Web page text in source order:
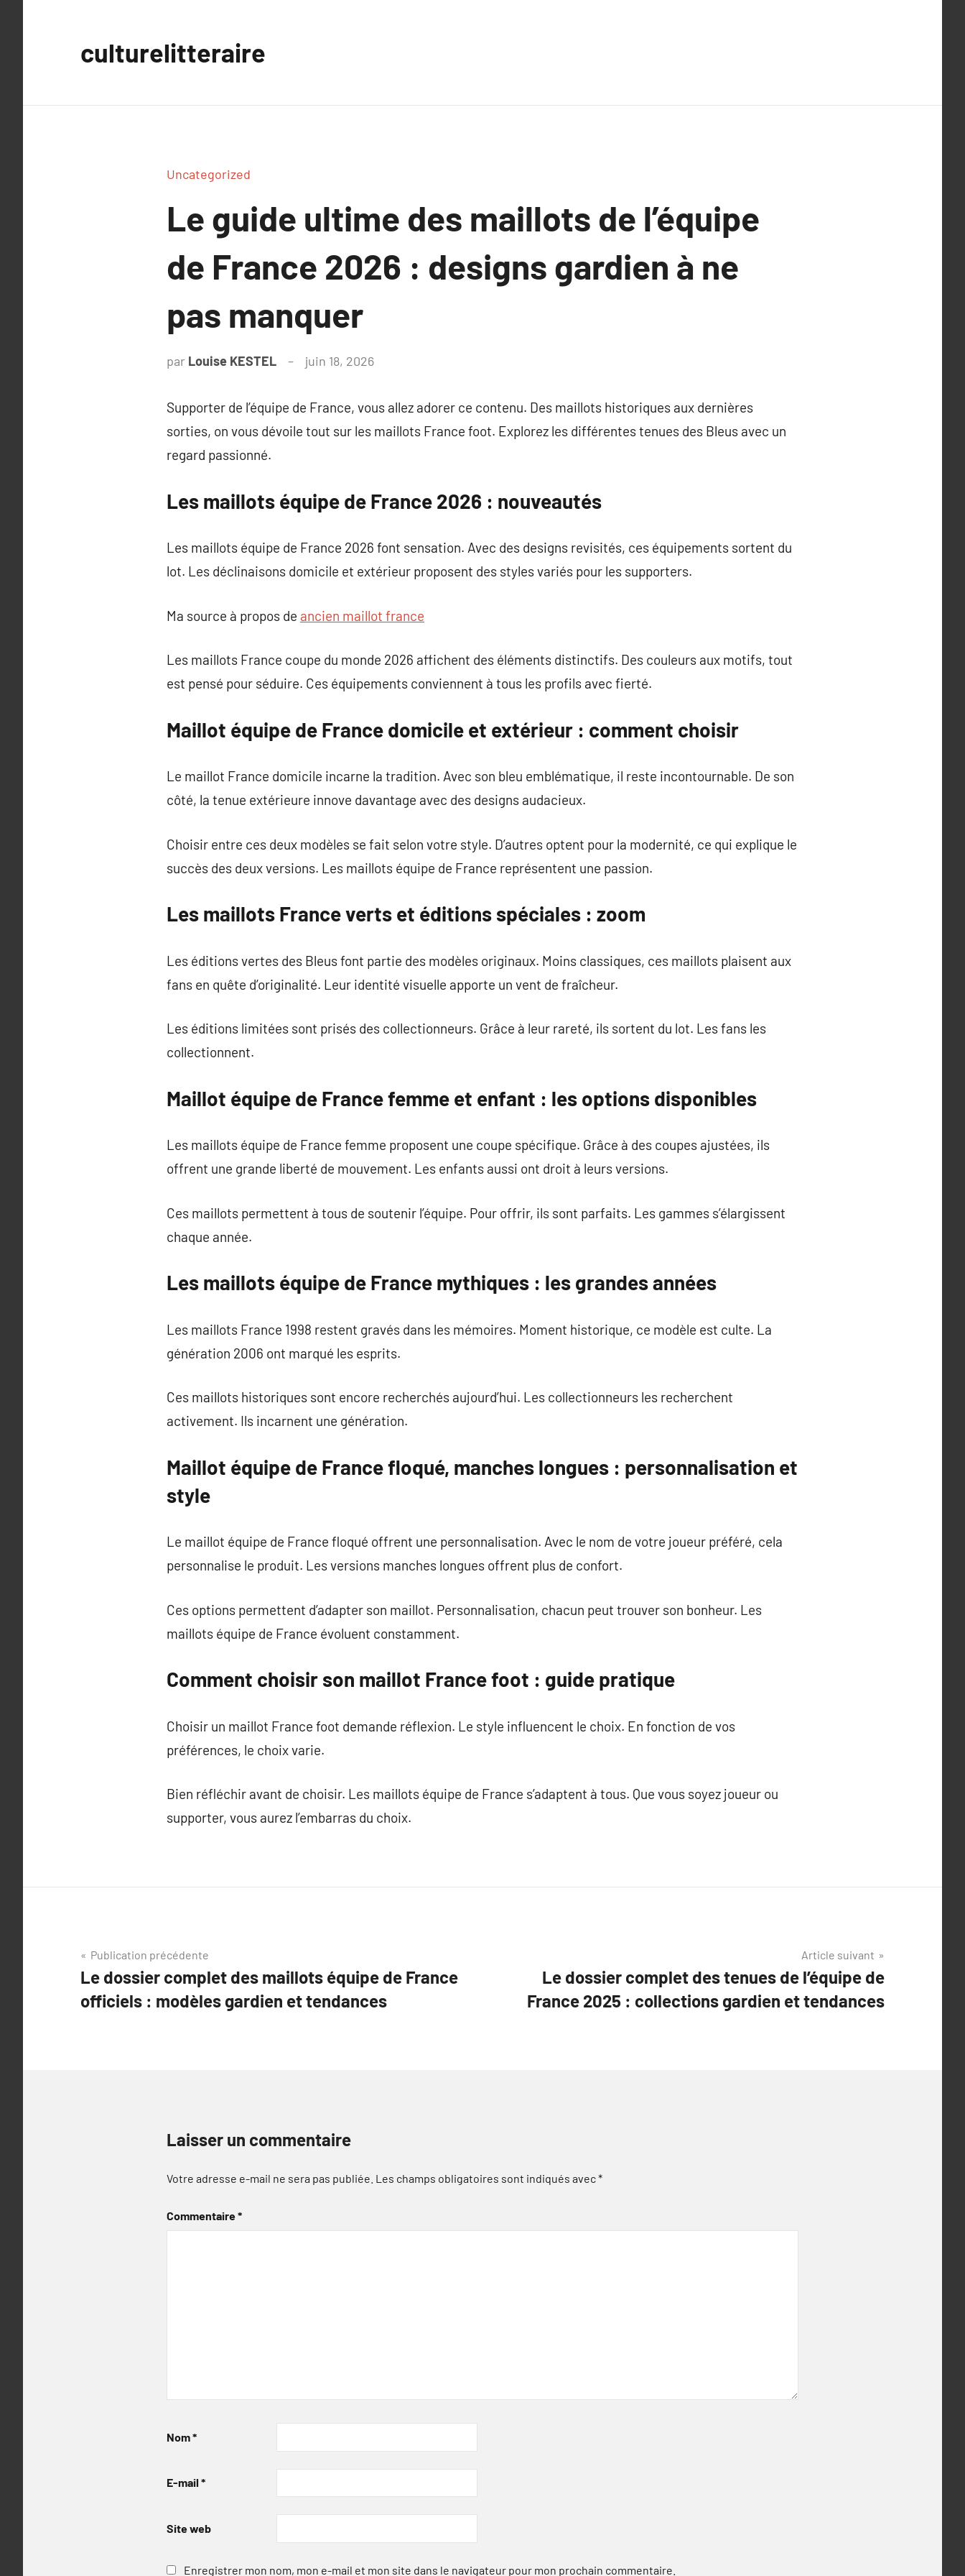
culturelitteraire
Uncategorized
Le guide ultime des maillots de l’équipe
de France 2026 : designs gardien à ne
pas manquer
par Louise KESTEL juin 18, 2026
Supporter de l’équipe de France, vous allez adorer ce contenu. Des maillots historiques aux dernières
sorties, on vous dévoile tout sur les maillots France foot. Explorez les différentes tenues des Bleus avec un
regard passionné.
Les maillots équipe de France 2026 : nouveautés
Les maillots équipe de France 2026 font sensation. Avec des designs revisités, ces équipements sortent du
lot. Les déclinaisons domicile et extérieur proposent des styles variés pour les supporters.
Ma source à propos de ancien maillot france
Les maillots France coupe du monde 2026 affichent des éléments distinctifs. Des couleurs aux motifs, tout
est pensé pour séduire. Ces équipements conviennent à tous les profils avec fierté.
Maillot équipe de France domicile et extérieur : comment choisir
Le maillot France domicile incarne la tradition. Avec son bleu emblématique, il reste incontournable. De son
côté, la tenue extérieure innove davantage avec des designs audacieux.
Choisir entre ces deux modèles se fait selon votre style. D’autres optent pour la modernité, ce qui explique le
succès des deux versions. Les maillots équipe de France représentent une passion.
Les maillots France verts et éditions spéciales : zoom
Les éditions vertes des Bleus font partie des modèles originaux. Moins classiques, ces maillots plaisent aux
fans en quête d’originalité. Leur identité visuelle apporte un vent de fraîcheur.
Les éditions limitées sont prisés des collectionneurs. Grâce à leur rareté, ils sortent du lot. Les fans les
collectionnent.
Maillot équipe de France femme et enfant : les options disponibles
Les maillots équipe de France femme proposent une coupe spécifique. Grâce à des coupes ajustées, ils
offrent une grande liberté de mouvement. Les enfants aussi ont droit à leurs versions.
Ces maillots permettent à tous de soutenir l’équipe. Pour offrir, ils sont parfaits. Les gammes s’élargissent
chaque année.
Les maillots équipe de France mythiques : les grandes années
Les maillots France 1998 restent gravés dans les mémoires. Moment historique, ce modèle est culte. La
génération 2006 ont marqué les esprits.
Ces maillots historiques sont encore recherchés aujourd’hui. Les collectionneurs les recherchent
activement. Ils incarnent une génération.
Maillot équipe de France floqué, manches longues : personnalisation et
style
Le maillot équipe de France floqué offrent une personnalisation. Avec le nom de votre joueur préféré, cela
personnalise le produit. Les versions manches longues offrent plus de confort.
Ces options permettent d’adapter son maillot. Personnalisation, chacun peut trouver son bonheur. Les
maillots équipe de France évoluent constamment.
Comment choisir son maillot France foot : guide pratique
Choisir un maillot France foot demande réflexion. Le style influencent le choix. En fonction de vos
préférences, le choix varie.
Bien réfléchir avant de choisir. Les maillots équipe de France s’adaptent à tous. Que vous soyez joueur ou
supporter, vous aurez l’embarras du choix.
Navigation
de
l’article
Publication précédente
Le dossier complet des maillots équipe de France
officiels : modèles gardien et tendances
Article suivant
Le dossier complet des tenues de l’équipe de
France 2025 : collections gardien et tendances
Laisser un commentaire
Votre adresse e-mail ne sera pas publiée. Les champs obligatoires sont indiqués avec*
Commentaire*
Nom*
E-mail *
Site web
Enregistrer mon nom, mon e-mail et mon site dans le navigateur pour mon prochain commentaire.